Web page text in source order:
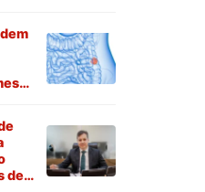
de